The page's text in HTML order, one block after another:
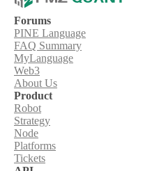
Forums
PINE Language
FAQ Summary
MyLanguage
Web3
About Us
Product
Robot
Strategy
Node
Platforms
Tickets